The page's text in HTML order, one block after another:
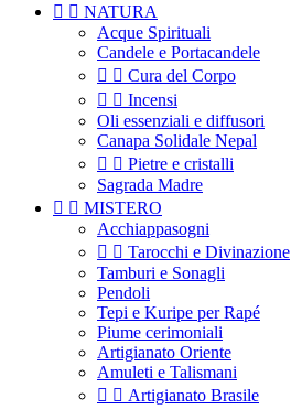
  NATURA
Acque Spirituali
Candele e Portacandele
  Cura del Corpo
  Incensi
Oli essenziali e diffusori
Canapa Solidale Nepal
  Pietre e cristalli
Sagrada Madre
  MISTERO
Acchiappasogni
  Tarocchi e Divinazione
Tamburi e Sonagli
Pendoli
Tepi e Kuripe per Rapé
Piume cerimoniali
Artigianato Oriente
Amuleti e Talismani
  Artigianato Brasile